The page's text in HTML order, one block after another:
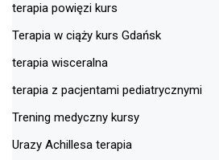
terapia powięzi kurs
Terapia w ciąży kurs Gdańsk
terapia wisceralna
terapia z pacjentami pediatrycznymi
Trening medyczny kursy
Urazy Achillesa terapia